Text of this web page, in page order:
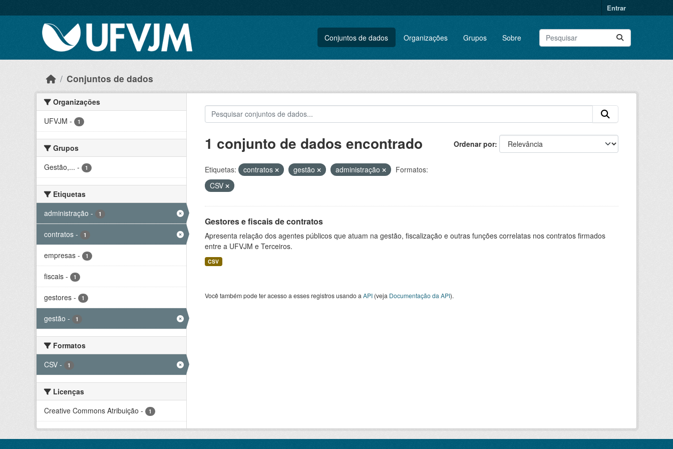
Entrar
Conjuntos de dados Organizações Grupos Sobre
Conjuntos de dados
Organizações
UFVJM - 1
Grupos
Gestão,... - 1
Etiquetas
administração - 1
contratos - 1
empresas - 1
fiscais - 1
gestores - 1
gestão - 1
Formatos
CSV - 1
Licenças
Creative Commons Atribuição - 1
Ordenar por
1 conjunto de dados encontrado
Etiquetas: contratos gestão administração
Formatos:
CSV
Gestores e fiscais de contratos
Apresenta relação dos agentes públicos que atuam na gestão, fiscalização e outras funções correlatas nos contratos firmados
entre a UFVJM e Terceiros.
CSV
Você também pode ter acesso a esses registros usando a API(veja Documentação da API).